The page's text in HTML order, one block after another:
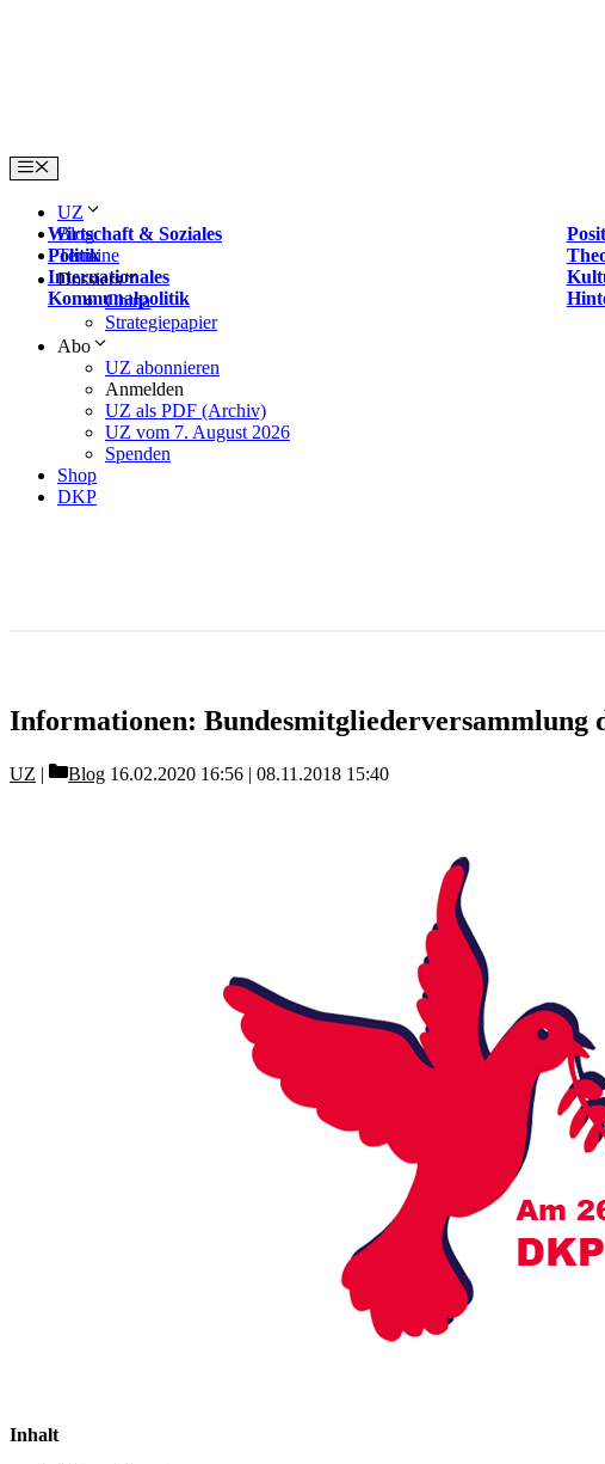
Menu
UZ
Wirtschaft & Soziales
Politik
Internationales
Kommunalpolitik
Blog
Termine
Dossiers
China
Strategiepapier
Abo
UZ abonnieren
Anmelden
UZ als PDF (Archiv)
UZ vom 7. August 2026
Spenden
Shop
DKP
Informationen: Bundesmitgliederversammlung
UZ Categories
Blog 16.02.2020 16:56 08.11.2018 15:40
Inhalt